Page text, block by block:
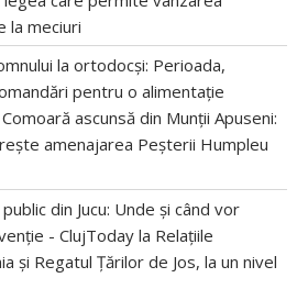
la meciuri
la ortodocși: Perioada,
pentru o alimentație
Comoară ascunsă din Munții Apuseni:
amenajarea Peșterii Humpleu
din Jucu: Unde și când vor
- ClujToday la Relațiile
și Regatul Țărilor de Jos, la un nivel